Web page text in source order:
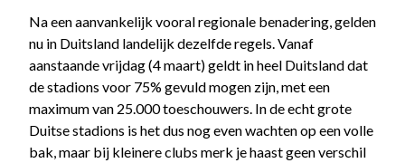
Na een aanvankelijk vooral regionale benadering, gelden
nu in Duitsland landelijk dezelfde regels. Vanaf
aanstaande vrijdag (4 maart) geldt in heel Duitsland dat
de stadions voor 75% gevuld mogen zijn, met een
maximum van 25.000 toeschouwers. In de echt grote
Duitse stadions is het dus nog even wachten op een volle
bak, maar bij kleinere clubs merk je haast geen verschil